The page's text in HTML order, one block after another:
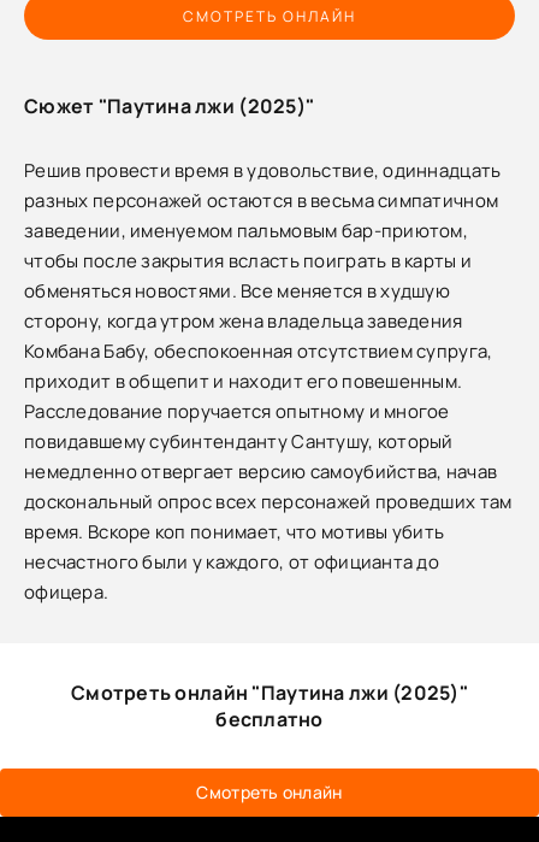
СМОТРЕТЬ ОНЛАЙН
Сюжет "Паутина лжи (2025)"
Решив провести время в удовольствие, одиннадцать
разных персонажей остаются в весьма симпатичном
заведении, именуемом пальмовым бар-приютом,
чтобы после закрытия всласть поиграть в карты и
обменяться новостями. Все меняется в худшую
сторону, когда утром жена владельца заведения
Комбана Бабу, обеспокоенная отсутствием супруга,
приходит в общепит и находит его повешенным.
Расследование поручается опытному и многое
повидавшему субинтенданту Сантушу, который
немедленно отвергает версию самоубийства, начав
доскональный опрос всех персонажей проведших там
время. Вскоре коп понимает, что мотивы убить
несчастного были у каждого, от официанта до
офицера.
Смотреть онлайн "Паутина лжи (2025)"
бесплатно
Смотреть онлайн